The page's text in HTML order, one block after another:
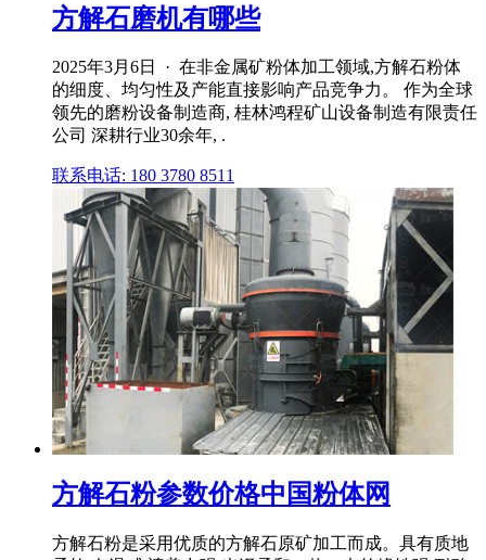
方解石磨机有哪些
2025年3月6日 · 在非金属矿粉体加工领域,方解石粉体
的细度、均匀性及产能直接影响产品竞争力。 作为全球
领先的磨粉设备制造商, 桂林鸿程矿山设备制造有限责任
公司 深耕行业30余年, .
联系电话: 180 3780 8511
方解石粉参数价格中国粉体网
方解石粉是采用优质的方解石原矿加工而成。具有质地